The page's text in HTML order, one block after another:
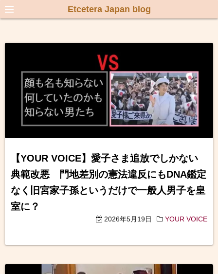
Etcetera Japan blog
【YOUR VOICE】愛子さま追放でしかない
典範改悪 門地差別の憲法違反にもDNA鑑定
なく旧宮家子孫というだけで一般人男子を皇
室に？
2026年5月19日 YOUR VOICE